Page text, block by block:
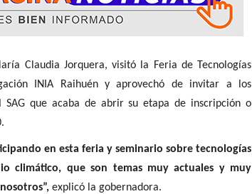
Jorquera, visitó la Feria de Tecnologías
INIA Raihuén y aprovechó de invitar a los
que acaba de abrir su etapa de inscripción o
en esta feria y seminario sobre tecnologías
climático, que son temas muy actuales y muy
explicó la gobernadora.
de viviendas con daños...
Agosto 5, 2026